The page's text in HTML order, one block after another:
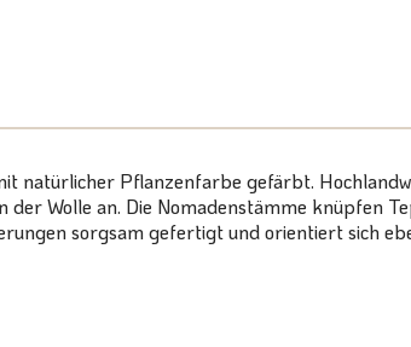
natürlicher Pflanzenfarbe gefärbt.
Wolle an. Die Nomadenstämme knüpfen
sorgsam gefertigt und orientiert sich